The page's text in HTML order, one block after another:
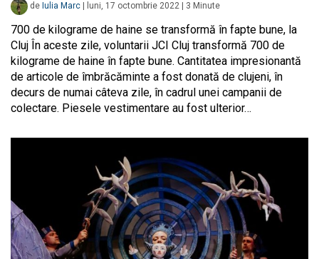
de Iulia Marc luni, 17 octombrie 2022 3 Minute
700 de kilograme de haine se transformă în fapte bune, la
Cluj În aceste zile, voluntarii JCI Cluj transformă 700 de
kilograme de haine în fapte bune. Cantitatea impresionantă
de articole de îmbrăcăminte a fost donată de clujeni, în
decurs de numai câteva zile, în cadrul unei campanii de
colectare. Piesele vestimentare au fost ulterior…